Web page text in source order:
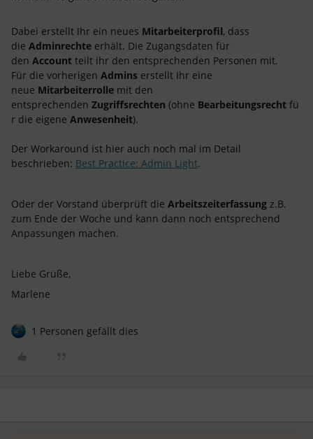
Dabei erstellt Ihr ein neues Mitarbeiterprofil, dass
die Adminrechte erhält. Die Zugangsdaten für
den Account teilt ihr den entsprechenden Personen mit.
Für die vorherigen Admins erstellt Ihr eine
neue Mitarbeiterrolle mit den
entsprechenden Zugriffsrechten (ohne Bearbeitungsrecht fü
r die eigene Anwesenheit).
Der Workaround ist hier auch noch mal im Detail
beschrieben: Best Practice: Admin Light.
Oder der Vorstand überprüft die Arbeitszeiterfassung z.B.
zum Ende der Woche und kann dann noch entsprechend
Anpassungen machen.
Liebe Grüße,
Marlene
1 Personen gefällt dies